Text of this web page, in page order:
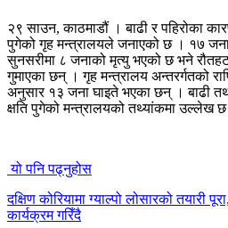
२९ साउन, काठमाडौं । बाढी र पहिरोका
पुगेको गृह मन्त्रालयले जनाएको छ । १७
सुनसरीमा ८ जनाको मृत्यु भएको छ भने
गुमाएका छन् । गृह मन्त्रालय अन्तरर्गतको
अनुसार १३ जना घाइते भएका छन् । बाढी
क्षति पुगेको मन्त्रालयको तथ्यांकमा उल्लेख
यो पनि पढ्नुहोस
दक्षिण कोरियामा ग्याल्पो लोसारको तयारी
कार्यक्रम गरिँदै